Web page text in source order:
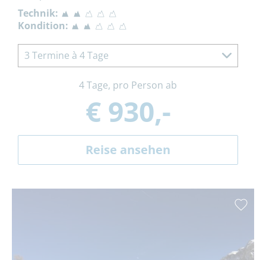
Technik:
Kondition:
3 Termine à 4 Tage
4 Tage, pro Person ab
€ 930,-
Reise ansehen